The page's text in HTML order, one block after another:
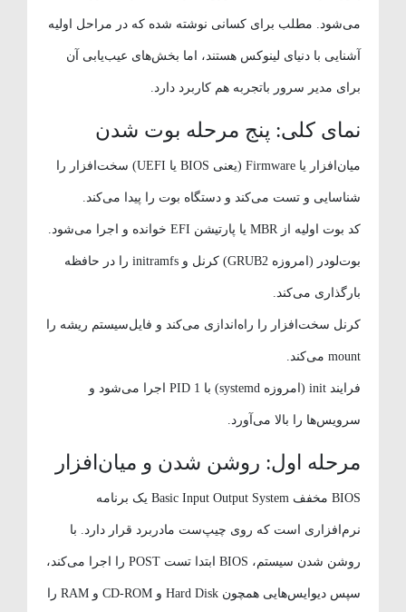
می‌شود. مطلب برای کسانی نوشته شده که در مراحل اولیه
آشنایی با دنیای لینوکس هستند، اما بخش‌های عیب‌یابی آن
برای مدیر سرور باتجربه هم کاربرد دارد.
نمای کلی: پنج مرحله بوت شدن
میان‌افزار یا Firmware (یعنی BIOS یا UEFI) سخت‌افزار را
شناسایی و تست می‌کند و دستگاه بوت را پیدا می‌کند.
کد بوت اولیه از MBR یا پارتیشن EFI خوانده و اجرا می‌شود.
بوت‌لودر (امروزه GRUB2) کرنل و initramfs را در حافظه
بارگذاری می‌کند.
کرنل سخت‌افزار را راه‌اندازی می‌کند و فایل‌سیستم ریشه را
mount می‌کند.
فرایند init (امروزه systemd) با PID 1 اجرا می‌شود و
سرویس‌ها را بالا می‌آورد.
مرحله اول: روشن شدن و میان‌افزار
BIOS مخفف Basic Input Output System یک برنامه
نرم‌افزاری است که روی چیپ‌ست مادربرد قرار دارد. با
روشن شدن سیستم، BIOS ابتدا تست POST را اجرا می‌کند،
سپس دیوایس‌هایی همچون Hard Disk و CD-ROM و RAM را